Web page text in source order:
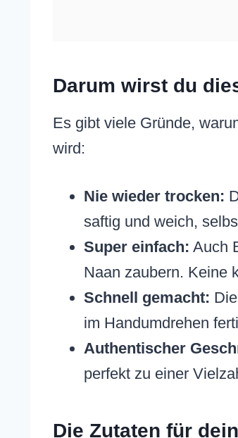
Darum wirst du
Es gibt viele Gründe,
wird:
Nie wieder trocken:
saftig und weich,
Super einfach: Auch
Naan zaubern. Keine
Schnell gemacht:
im Handumdrehen
Authentischer
perfekt zu einer
Die Zutaten für